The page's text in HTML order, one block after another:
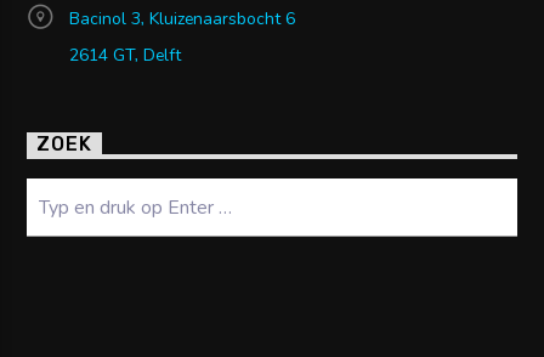
Bacinol 3, Kluizenaarsbocht 6
2614 GT, Delft
ZOEK